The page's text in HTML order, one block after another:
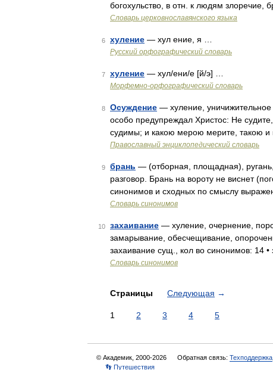
богохульство, в отн. к людям злоречие,
Словарь церковнославянского языка
6 хуление — хул ение, я …
Русский орфографический словарь
7 хуление — хул/ени/е [й/э] …
Морфемно-орфографический словарь
8 Осуждение — хуление, уничижительное
особо предупреждал Христос: Не
судимы; и какою мерою мерите, такою и
Православный энциклопедический словарь
9 брань — (отборная, площадная), ругань,
разговор. Брань на вороту не виснет
синонимов и сходных по смыслу
Словарь синонимов
10 захаивание — хуление, очернение,
замарывание, обесчещивание,
захаивание сущ., кол во синонимов: 14
Словарь синонимов
Страницы Следующая →
1 2 3 4 5
© Академик, 2000-2026 Обратная связь: Техподдержка
👣 Путешествия